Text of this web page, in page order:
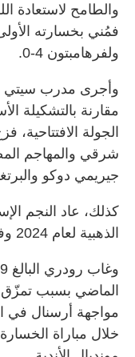
والطامح لاستعادة
فمُني بخسارته
ولفرهامبتون 4-0.
وأجرى مدرب سيتي
مقارنة بالتشكيلة
الجولة الافتتاحية،
شرقي والمهاجم
جيريمي دوكو
كذلك، عاد النجم
الذهبية لعام 2024 وفيل فودن على مقاعد البدلاء.
الماضي بسبب تمزّق
مواجهة أرسنال في